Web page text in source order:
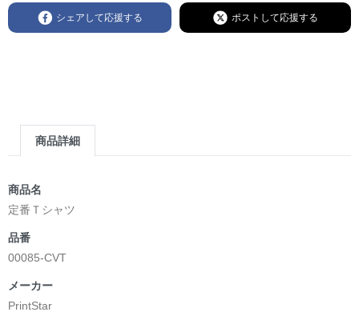
シェアして応援する ポストして応援する
商品詳細
商品名
定番Ｔシャツ
品番
00085-CVT
メーカー
PrintStar